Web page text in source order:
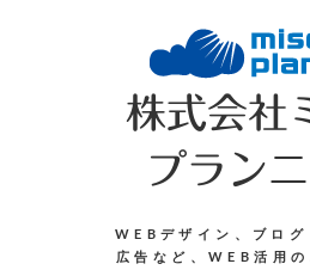
株式会社
プラン
WEBデザイン、ブログ
広告など、WEB活用の